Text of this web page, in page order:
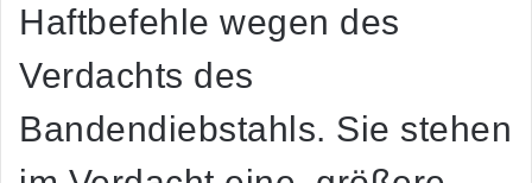
Haftbefehle wegen des
Verdachts des
Bandendiebstahls. Sie stehen